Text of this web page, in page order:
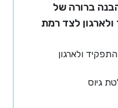
ברורה של
לצד רמת
ולארגון
גיוס